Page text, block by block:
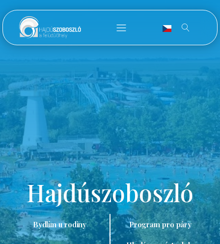
Hajdúszoboszló
Bydlím u rodiny Program pro páry